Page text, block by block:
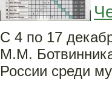
С 4 по 17
М.М.
России среди